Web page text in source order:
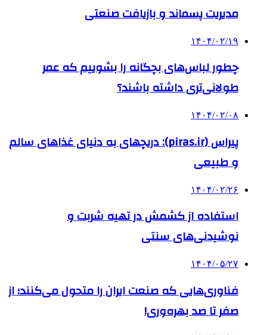
مدیریت پسماند و بازیافت صنعتی
۱۴۰۴/۰۲/۱۹
چطور لباس‌های بچگانه را بشوییم که عمر
طولانی‌تری داشته باشند؟
۱۴۰۴/۰۲/۰۸
پیراس (piras.ir): دریچهای به دنیای غذاهای سالم
و طبیعی
۱۴۰۴/۰۲/۲۶
استفاده از کشمش در تهیه شربت و
نوشیدنی‌های سنتی
۱۴۰۴/۰۵/۲۷
فناوری‌هایی که صنعت ایران را متحول می‌کنند؛ از
صفر تا صد بهره‌وری!